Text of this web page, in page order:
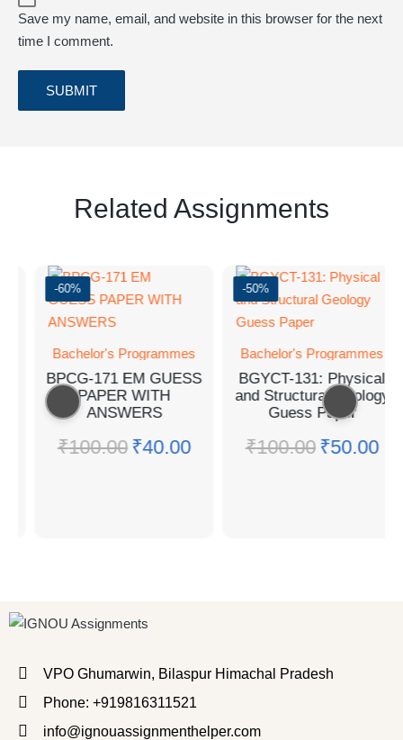
Save my name, email, and website in this browser for the next
time I comment.
Related Assignments
Programmes
171 EM GUESS
PAPER WITH
ANSWERS
100.00₹40.00
Bachelor's Programmes
BGYCT-131: Physical
and Structural Geology
Guess Paper
₹100.00₹50.00 ₹
VPO Ghumarwin, Bilaspur Himachal Pradesh
Phone: +919816311521
info@ignouassignmenthelper.com